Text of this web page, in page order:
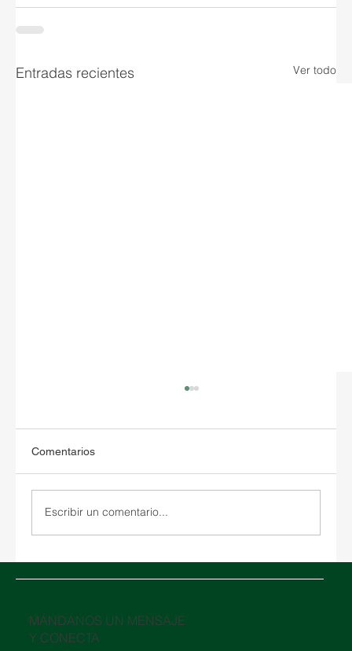
Entradas recientes Ver todo
Comentarios
Escribir un comentario...
​MÁNDANOS UN MENSAJE
Y CONECTA